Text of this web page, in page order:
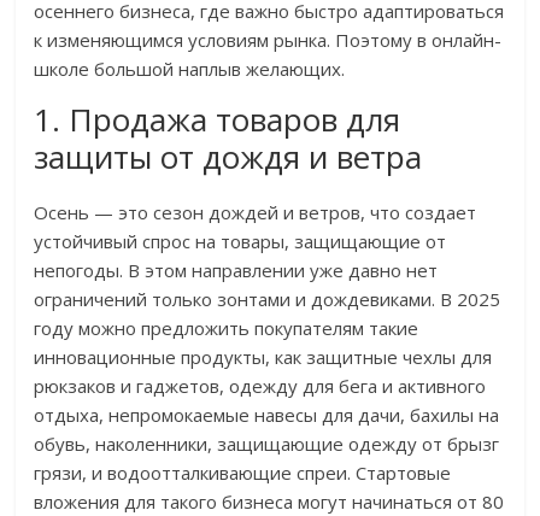
осеннего бизнеса, где важно быстро адаптироваться
к изменяющимся условиям рынка. Поэтому в онлайн-
школе большой наплыв желающих.
1. Продажа товаров для
защиты от дождя и ветра
Осень — это сезон дождей и ветров, что создает
устойчивый спрос на товары, защищающие от
непогоды. В этом направлении уже давно нет
ограничений только зонтами и дождевиками. В 2025
году можно предложить покупателям такие
инновационные продукты, как защитные чехлы для
рюкзаков и гаджетов, одежду для бега и активного
отдыха, непромокаемые навесы для дачи, бахилы на
обувь, наколенники, защищающие одежду от брызг
грязи, и водоотталкивающие спреи. Стартовые
вложения для такого бизнеса могут начинаться от 80